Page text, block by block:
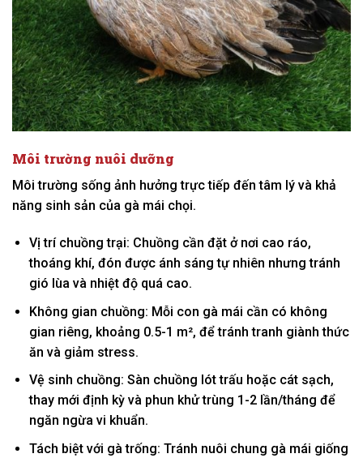
Môi trường nuôi dưỡng
Môi trường sống ảnh hưởng trực tiếp đến tâm lý và khả
năng sinh sản của gà mái chọi.
Vị trí chuồng trại: Chuồng cần đặt ở nơi cao ráo,
thoáng khí, đón được ánh sáng tự nhiên nhưng tránh
gió lùa và nhiệt độ quá cao.
Không gian chuồng: Mỗi con gà mái cần có không
gian riêng, khoảng 0.5-1 m², để tránh tranh giành thức
ăn và giảm stress.
Vệ sinh chuồng: Sàn chuồng lót trấu hoặc cát sạch,
thay mới định kỳ và phun khử trùng 1-2 lần/tháng để
ngăn ngừa vi khuẩn.
Tách biệt với gà trống: Tránh nuôi chung gà mái giống